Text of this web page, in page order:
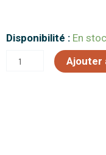
Disponibilité : En
quantité
Ble
Ajouter